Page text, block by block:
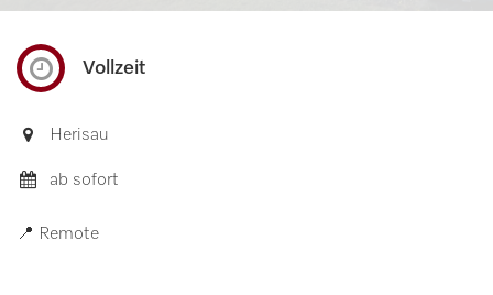
Vollzeit
Herisau
ab sofort
📍 Remote